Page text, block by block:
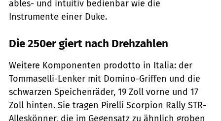
ables- und intuitiv bedienbar wie die
Instrumente einer Duke.
Die 250er giert nach Drehzahlen
Weitere Komponenten prodotto in Italia: der
Tommaselli-Lenker mit Domino-Griffen und die
schwarzen Speichenräder, 19 Zoll vorne und 17
Zoll hinten. Sie tragen Pirelli Scorpion Rally STR-
Alleskönner, die im Gegensatz zu ähnlich groben